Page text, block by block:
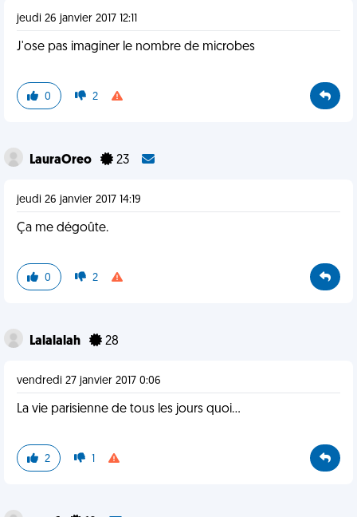
jeudi 26 janvier 2017 12:11
J'ose pas imaginer le nombre de microbes
0 2
LauraOreo 23
jeudi 26 janvier 2017 14:19
Ça me dégoûte.
0 2
Lalalalah 28
vendredi 27 janvier 2017 0:06
La vie parisienne de tous les jours quoi...
2 1